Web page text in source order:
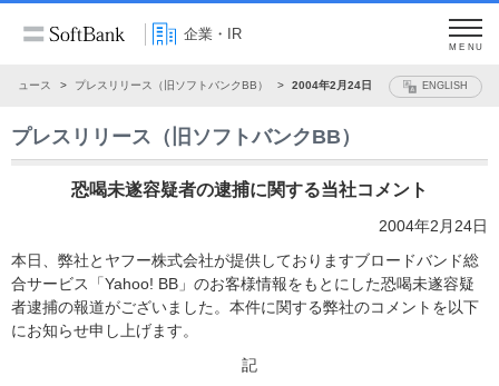
企業・IR
MENU
ニュース プレスリリース（旧ソフトバンクBB） 2004年2月24日 ENGLISH
プレスリリース（旧ソフトバンクBB）
恐喝未遂容疑者の逮捕に関する当社コメント
2004年2月24日
本日、弊社とヤフー株式会社が提供しておりますブロードバンド総
合サービス「Yahoo! BB」のお客様情報をもとにした恐喝未遂容疑
者逮捕の報道がございました。本件に関する弊社のコメントを以下
にお知らせ申し上げます。
記